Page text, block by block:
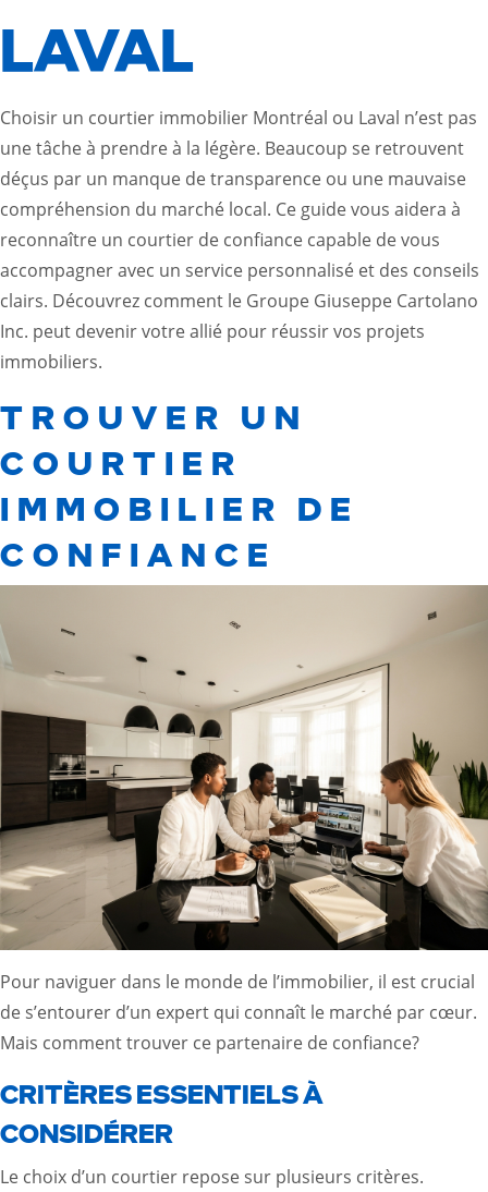
LAVAL
Choisir un courtier immobilier Montréal ou Laval n’est pas
une tâche à prendre à la légère. Beaucoup se retrouvent
déçus par un manque de transparence ou une mauvaise
compréhension du marché local. Ce guide vous aidera à
reconnaître un courtier de confiance capable de vous
accompagner avec un service personnalisé et des conseils
clairs. Découvrez comment le Groupe Giuseppe Cartolano
Inc. peut devenir votre allié pour réussir vos projets
immobiliers.
TROUVER UN
COURTIER
IMMOBILIER DE
CONFIANCE
Pour naviguer dans le monde de l’immobilier, il est crucial
de s’entourer d’un expert qui connaît le marché par cœur.
Mais comment trouver ce partenaire de confiance?
CRITÈRES ESSENTIELS À
CONSIDÉRER
Le choix d’un courtier repose sur plusieurs critères.